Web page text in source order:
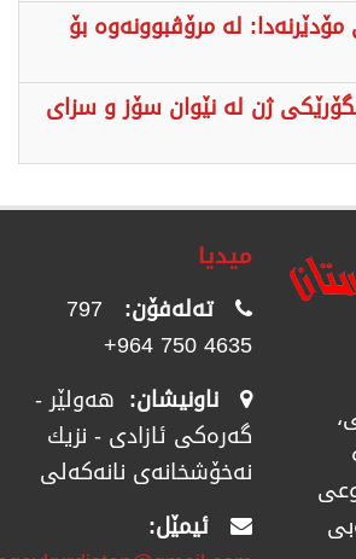
لە مرۆڤبوونەوە بۆ
ژن لە نێوان سۆز و سزای
میدیا
تەلەفۆن: 797
4635 750 964+
ناونیشان: هەولێر -
گەرەکی ئازادی - نزیك
نەخۆشخانەی نانەکەلی
ئیمێل: